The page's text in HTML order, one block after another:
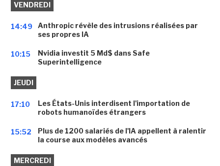
VENDREDI
14:49
Anthropic révèle des intrusions réalisées par
ses propres IA
10:15
Nvidia investit 5 Md$ dans Safe
Superintelligence
JEUDI
17:10
Les États-Unis interdisent l'importation de
robots humanoïdes étrangers
15:52
Plus de 1200 salariés de l'IA appellent à ralentir
la course aux modèles avancés
MERCREDI